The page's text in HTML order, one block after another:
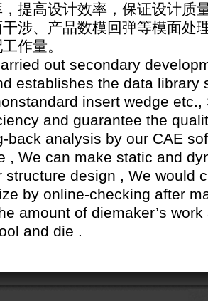
提高设计效率，保证设计质
涉、产品数模回弹等模面处
作量。
out secondary
establishes the data library
insert wedge etc.,
and guarantee the
back analysis by our CAE
, We can make static and
structure design , We would
by online-checking after
amount of diemaker’s
and die .